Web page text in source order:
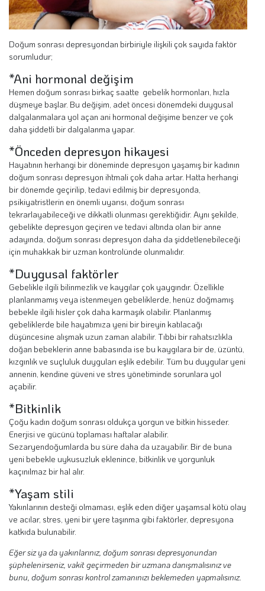
Doğum sonrası depresyondan birbiriyle ilişkili çok sayıda faktör
sorumludur;
*Ani hormonal değişim
Hemen doğum sonrası birkaç saatte gebelik hormonları, hızla
düşmeye başlar. Bu değişim, adet öncesi dönemdeki duygusal
dalgalanmalara yol açan ani hormonal değişime benzer ve çok
daha şiddetli bir dalgalanma yapar.
*Önceden depresyon hikayesi
Hayatının herhangi bir döneminde depresyon yaşamış bir kadının
doğum sonrası depresyon ihtmali çok daha artar. Hatta herhangi
bir dönemde geçirilip, tedavi edilmiş bir depresyonda,
psikiyatristlerin en önemli uyarısı, doğum sonrası
tekrarlayabileceği ve dikkatli olunması gerektiğidir. Aynı şekilde,
gebelikte depresyon geçiren ve tedavi altında olan bir anne
adayında, doğum sonrası depresyon daha da şiddetlenebileceği
için muhakkak bir uzman kontrolünde olunmalıdır.
*Duygusal faktörler
Gebelikle ilgili bilinmezlik ve kaygılar çok yaygındır. Özellikle
planlanmamış veya istenmeyen gebeliklerde, henüz doğmamış
bebekle ilgili hisler çok daha karmaşık olabilir. Planlanmış
gebeliklerde bile hayatımıza yeni bir bireyin katılacağı
düşüncesine alışmak uzun zaman alabilir. Tıbbi bir rahatsızlıkla
doğan bebeklerin anne babasında ise bu kaygılara bir de, üzüntü,
kızgınlık ve suçluluk duyguları eşlik edebilir. Tüm bu duygular yeni
annenin, kendine güveni ve stres yönetiminde sorunlara yol
açabilir.
*Bitkinlik
Çoğu kadın doğum sonrası oldukça yorgun ve bitkin hisseder.
Enerjisi ve gücünü toplaması haftalar alabilir.
Sezaryendoğumlarda bu süre daha da uzayabilir. Bir de buna
yeni bebekle uykusuzluk eklenince, bitkinlik ve yorgunluk
kaçınılmaz bir hal alır.
*Yaşam stili
Yakınlarının desteği olmaması, eşlik eden diğer yaşamsal kötü olay
ve acılar, stres, yeni bir yere taşınma gibi faktörler, depresyona
katkıda bulunabilir.
Eğer siz ya da yakınlarınız, doğum sonrası depresyonundan
şüphelenirseniz, vakit geçirmeden bir uzmana danışmalısınız ve
bunu, doğum sonrası kontrol zamanınızı beklemeden yapmalısınız.